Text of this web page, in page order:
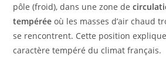
pôle (froid), dans une zone de
tempérée où les masses d’air chaud
se rencontrent. Cette position
caractère tempéré du climat français.